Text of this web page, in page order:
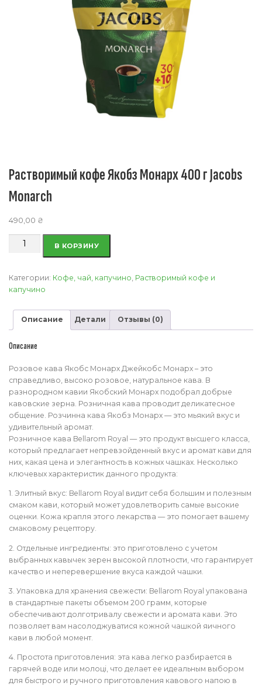
Растворимый кофе Якобз Монарх 400 г Jacobs
Monarch
490,00 ₴
Количество
кофе
400
Jacobs
Monarch
В КОРЗИНУ
Категории: Кофе, чай, капучино Растворимый кофе и
капучино
Описание Детали Отзывы (0)
Описание
Розовое кава Якобс Монарх Джейкобс Монарх – это
справедливо, высоко розовое, натуральное кава. В
разнородном кавии Якобский Монарх подобрал добрые
кавовские зерна. Розничная кава проводит деликатесное
общение. Розчинна кава Якобз Монарх — это мьякий вкус и
удивительный аромат.
Розничное кава Bellarom Royal — это продукт высшего класса,
который предлагает непревзойденный вкус и аромат кави для
них, какая цена и элегантность в кожных чашках. Несколько
ключевых характеристик данного продукта:
1. Элитный вкус: Bellarom Royal видит себя большим и полезным
смаком кави, который может удовлетворить самые высокие
оценки. Кожа крапля этого лекарства — это помогает вашему
смаковому рецептору.
2. Отдельные ингредиенты: это приготовлено с учетом
выбранных кавычек зерен высокой плотности, что гарантирует
качество и неперевершение вкуса каждой чашки.
3. Упаковка для хранения свежести: Bellarom Royal упакована
в стандартные пакеты объемом 200 грамм, которые
обеспечивают долготривалу свежести и аромата кави. Это
позволяет вам насолоджуватися кожной чашкой яичного
кави в любой момент.
4. Простота приготовления: эта кава легко разбирается в
гарячей воде или молоці, что делает ее идеальным выбором
для быстрого и ручного приготовления кавового напою в